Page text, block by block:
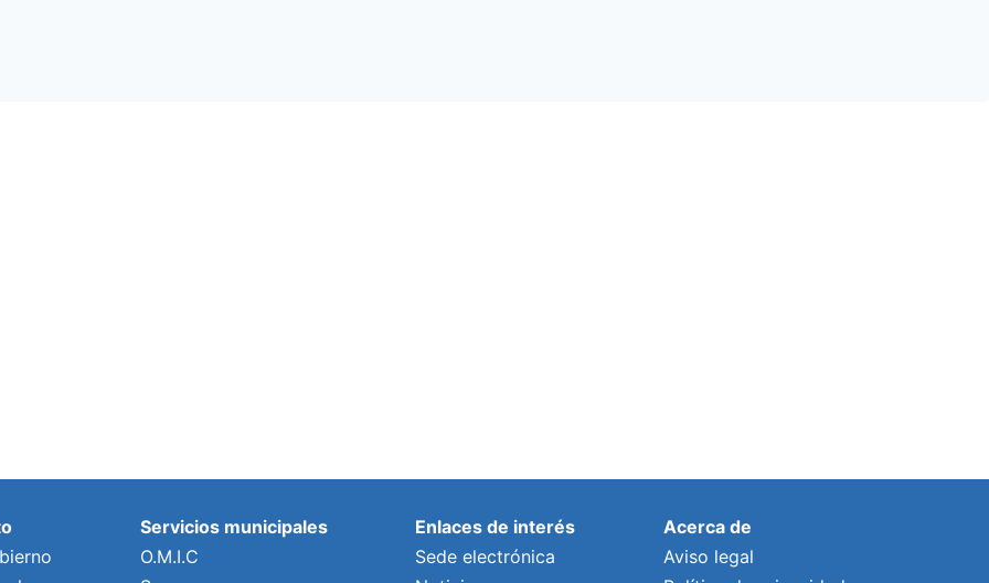
Servicios municipales
O.M.I.C
Enlaces de interés
Sede electrónica
Acerca de
Aviso legal